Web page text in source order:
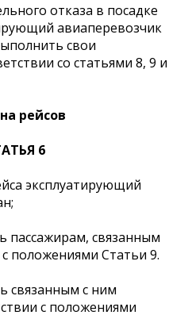
отказа в посадке
авиаперевозчик
свои
со статьями 8, 9 и
рейсов
6
эксплуатирующий
пассажирам, связанным
положениями Статьи 9.
связанным с ним
с положениями